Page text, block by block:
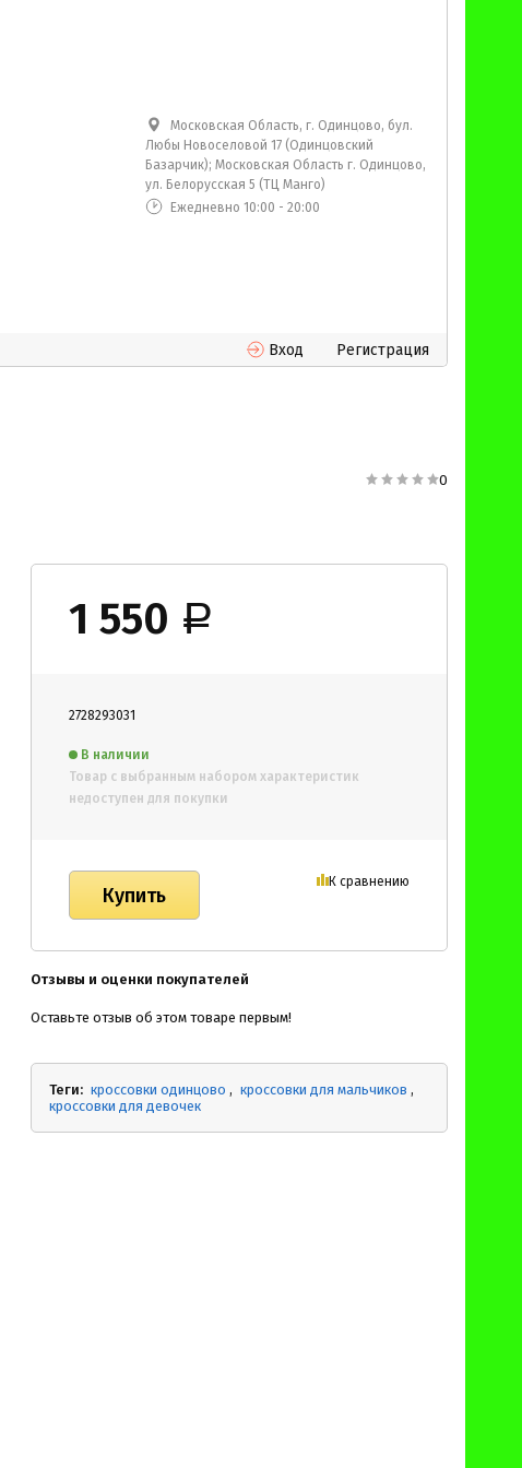
Московская Область, г. Одинцово, бул.
Любы Новоселовой 17 (Одинцовский
Базарчик); Московская Область г. Одинцово,
ул. Белорусская 5 (ТЦ Манго)
Ежедневно 10:00 - 20:00
Вход Регистрация
0
1 550 Р
2728293031
В наличии
Товар с выбранным набором характеристик
недоступен для покупки
К сравнению
Отзывы и оценки покупателей
Оставьте отзыв об этом товаре первым!
Теги: кроссовки одинцово
кроссовки для мальчиков
кроссовки для девочек